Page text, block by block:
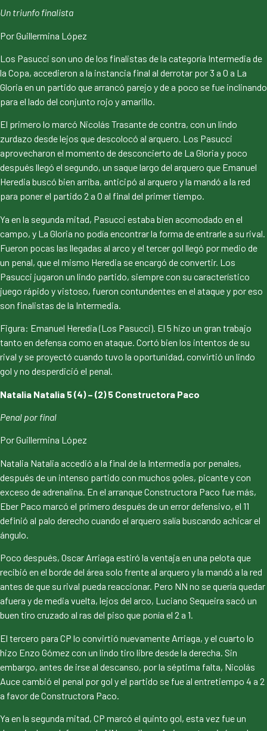
Un triunfo finalista
Por Guillermina López
Los Pasucci son uno de los finalistas de la categoría Intermedia de
la Copa, accedieron a la instancia final al derrotar por 3 a 0 a La
Gloria en un partido que arrancó parejo y de a poco se fue inclinando
para el lado del conjunto rojo y amarillo.
El primero lo marcó Nicolás Trasante de contra, con un lindo
zurdazo desde lejos que descolocó al arquero. Los Pasucci
aprovecharon el momento de desconcierto de La Gloria y poco
después llegó el segundo, un saque largo del arquero que Emanuel
Heredia buscó bien arriba, anticipó al arquero y la mandó a la red
para poner el partido 2 a 0 al final del primer tiempo.
Ya en la segunda mitad, Pasucci estaba bien acomodado en el
campo, y La Gloria no podía encontrar la forma de entrarle a su rival.
Fueron pocas las llegadas al arco y el tercer gol llegó por medio de
un penal, que el mismo Heredia se encargó de convertir. Los
Pasucci jugaron un lindo partido, siempre con su característico
juego rápido y vistoso, fueron contundentes en el ataque y por eso
son finalistas de la Intermedia.
Figura: Emanuel Heredia (Los Pasucci). El 5 hizo un gran trabajo
tanto en defensa como en ataque. Cortó bien los intentos de su
rival y se proyectó cuando tuvo la oportunidad, convirtió un lindo
gol y no desperdició el penal.
Natalia Natalia 5 (4) – (2) 5 Constructora Paco
Penal por final
Por Guillermina López
Natalia Natalia accedió a la final de la Intermedia por penales,
después de un intenso partido con muchos goles, picante y con
exceso de adrenalina. En el arranque Constructora Paco fue más,
Eber Paco marcó el primero después de un error defensivo, el 11
definió al palo derecho cuando el arquero salía buscando achicar el
ángulo.
Poco después, Oscar Arriaga estiró la ventaja en una pelota que
recibió en el borde del área solo frente al arquero y la mandó a la red
antes de que su rival pueda reaccionar. Pero NN no se quería quedar
afuera y de media vuelta, lejos del arco, Luciano Sequeira sacó un
buen tiro cruzado al ras del piso que ponía el 2 a 1.
El tercero para CP lo convirtió nuevamente Arriaga, y el cuarto lo
hizo Enzo Gómez con un lindo tiro libre desde la derecha. Sin
embargo, antes de irse al descanso, por la séptima falta, Nicolás
Auce cambió el penal por gol y el partido se fue al entretiempo 4 a 2
a favor de Constructora Paco.
Ya en la segunda mitad, CP marcó el quinto gol, esta vez fue un